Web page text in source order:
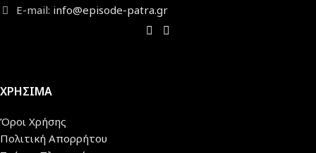
E-mail: info@episode-patra.gr
ΧΡΗΣΙΜΑ
Όροι Χρήσης
Πολιτική Απορρήτου